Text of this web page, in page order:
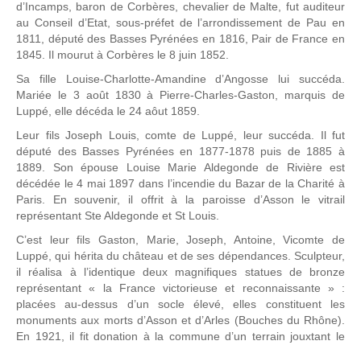
d’Incamps, baron de Corbères, chevalier de Malte, fut auditeur
au Conseil d’Etat, sous-préfet de l’arrondissement de Pau en
1811, député des Basses Pyrénées en 1816, Pair de France en
1845. Il mourut à Corbères le 8 juin 1852.
Sa fille Louise-Charlotte-Amandine d’Angosse lui succéda.
Mariée le 3 août 1830 à Pierre-Charles-Gaston, marquis de
Luppé, elle décéda le 24 aôut 1859.
Leur fils Joseph Louis, comte de Luppé, leur succéda. Il fut
député des Basses Pyrénées en 1877-1878 puis de 1885 à
1889. Son épouse Louise Marie Aldegonde de Rivière est
décédée le 4 mai 1897 dans l’incendie du Bazar de la Charité à
Paris. En souvenir, il offrit à la paroisse d’Asson le vitrail
représentant Ste Aldegonde et St Louis.
C’est leur fils Gaston, Marie, Joseph, Antoine, Vicomte de
Luppé, qui hérita du château et de ses dépendances. Sculpteur,
il réalisa à l’identique deux magnifiques statues de bronze
représentant « la France victorieuse et reconnaissante » :
placées au-dessus d’un socle élevé, elles constituent les
monuments aux morts d’Asson et d’Arles (Bouches du Rhône).
En 1921, il fit donation à la commune d’un terrain jouxtant le